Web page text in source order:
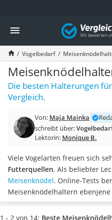
Die beliebtesten Vergleiche nach
Drogerie
Inhalator
Haarschneider
Rollator
Braun Rasierer
Katzenklappe (Chip)
Rasierer
Massagepistole
Epilierer
Eiweißpulver
Magnesiumpräparat
Katzenklappe
Nackenmassagegerät
Zeckenschutz Katze
leichter Haartrockner
Vergleich
Vogelbedarf
Die besten Halterungen
Vergleich.
Von: Maja Mainka
schreibt über:
Lektorin: Monique B.
Viele Vogelarten freuen sich
Futterquellen. Als beliebter
Meisenknödel. Online-Tests
Meisenknödelhaltern
werden können. Auf diese
die kleinen Vögel im Netz
1 - 2 von 14: Beste